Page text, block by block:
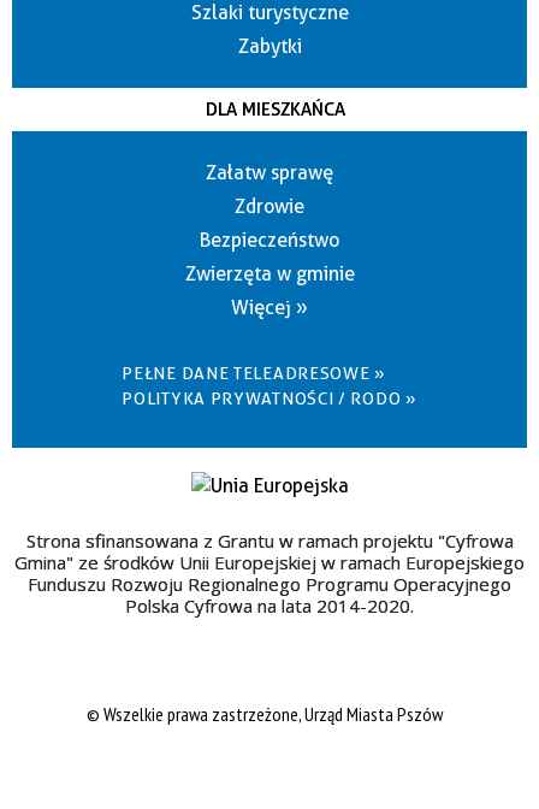
Szlaki turystyczne
Zabytki
DLA MIESZKAŃCA
Załatw sprawę
Zdrowie
Bezpieczeństwo
Zwierzęta w gminie
Więcej »
PEŁNE DANE TELEADRESOWE »
POLITYKA PRYWATNOŚCI / RODO »
Strona sfinansowana z Grantu w ramach projektu "Cyfrowa
Gmina" ze środków Unii Europejskiej w ramach Europejskiego
Funduszu Rozwoju Regionalnego Programu Operacyjnego
Polska Cyfrowa na lata 2014-2020.
© Wszelkie prawa zastrzeżone, Urząd Miasta Pszów